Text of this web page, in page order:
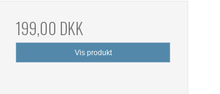
199,00 DKK
Vis produkt